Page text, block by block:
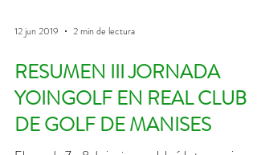
12 jun 2019 2 min de lectura
RESUMEN III JORNADA